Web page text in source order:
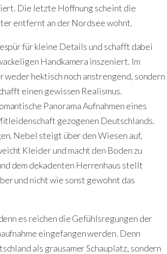
Die letzte Hoffnung scheint die
entfernt an der Nordsee wohnt.
für kleine Details und schafft dabei
Handkamera inszeniert. Im
hektisch noch anstrengend, sondern
einen gewissen Realismus.
Panorama Aufnahmen eines
gezogenen Deutschlands.
Nebel steigt über den Wiesen auf,
Kleider und macht den Boden zu
dem dekadenten Herrenhaus stellt
und nicht wie sonst gewohnt das
es reichen die Gefühlsregungen der
eingefangen werden. Denn
als grausamer Schauplatz, sondern